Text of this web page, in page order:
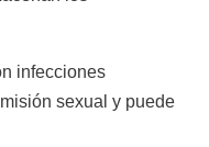
infecciones
sexual y puede